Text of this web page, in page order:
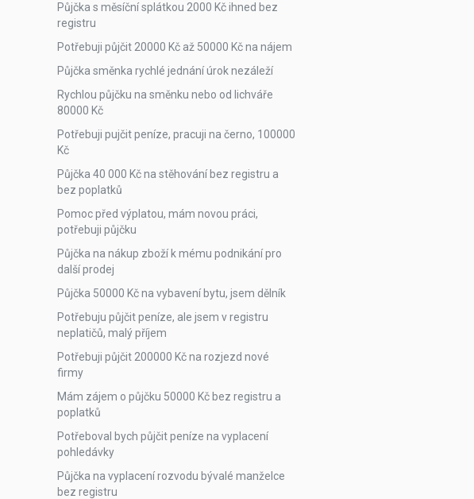
Půjčka s měsíční splátkou 2000 Kč ihned bez
registru
Potřebuji půjčit 20000 Kč až 50000 Kč na nájem
Půjčka směnka rychlé jednání úrok nezáleží
Rychlou půjčku na směnku nebo od lichváře
80000 Kč
Potřebuji pujčit peníze, pracuji na černo, 100000
Kč
Půjčka 40 000 Kč na stěhování bez registru a
bez poplatků
Pomoc před výplatou, mám novou práci,
potřebuji půjčku
Půjčka na nákup zboží k mému podnikání pro
další prodej
Půjčka 50000 Kč na vybavení bytu, jsem dělník
Potřebuju půjčit peníze, ale jsem v registru
neplatičů, malý příjem
Potřebuji půjčit 200000 Kč na rozjezd nové
firmy
Mám zájem o půjčku 50000 Kč bez registru a
poplatků
Potřeboval bych půjčit peníze na vyplacení
pohledávky
Půjčka na vyplacení rozvodu bývalé manželce
bez registru